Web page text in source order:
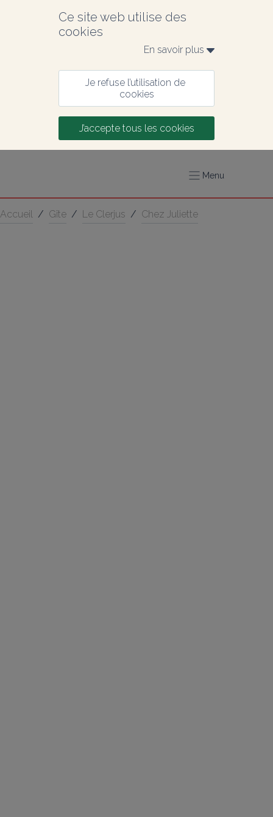
Ce site web utilise des
cookies
En savoir plus
Je refuse l’utilisation de
cookies
J’accepte tous les cookies
Menu
Accueil / Gîte / Le Clerjus / Chez Juliette